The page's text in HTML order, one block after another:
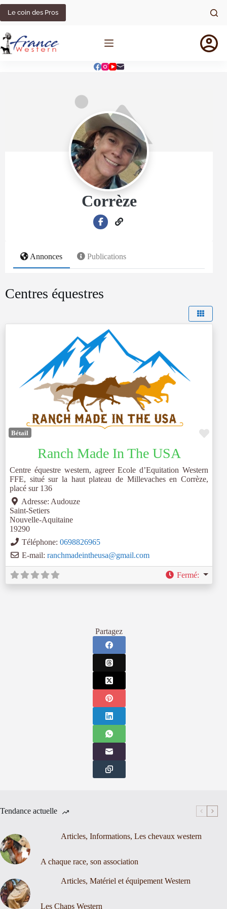
Le coin des Pros
Corrèze
Annonces Publications
Centres équestres
Bétail
Ranch Made In The USA
Centre équestre western, agreer Ecole d’Equitation Western
FFE, situé sur la haut plateau de Millevaches en Corrèze,
placé sur 136
Adresse: Audouze
Saint-Setiers
Nouvelle-Aquitaine
19290
Téléphone: 0698826965
E-mail: ranchmadeintheusa@gmail.com
Fermé:
Partagez
Tendance actuelle
Articles, Informations, Les chevaux western
A chaque race, son association
Articles, Matériel et équipement Western
Les Chaps Western